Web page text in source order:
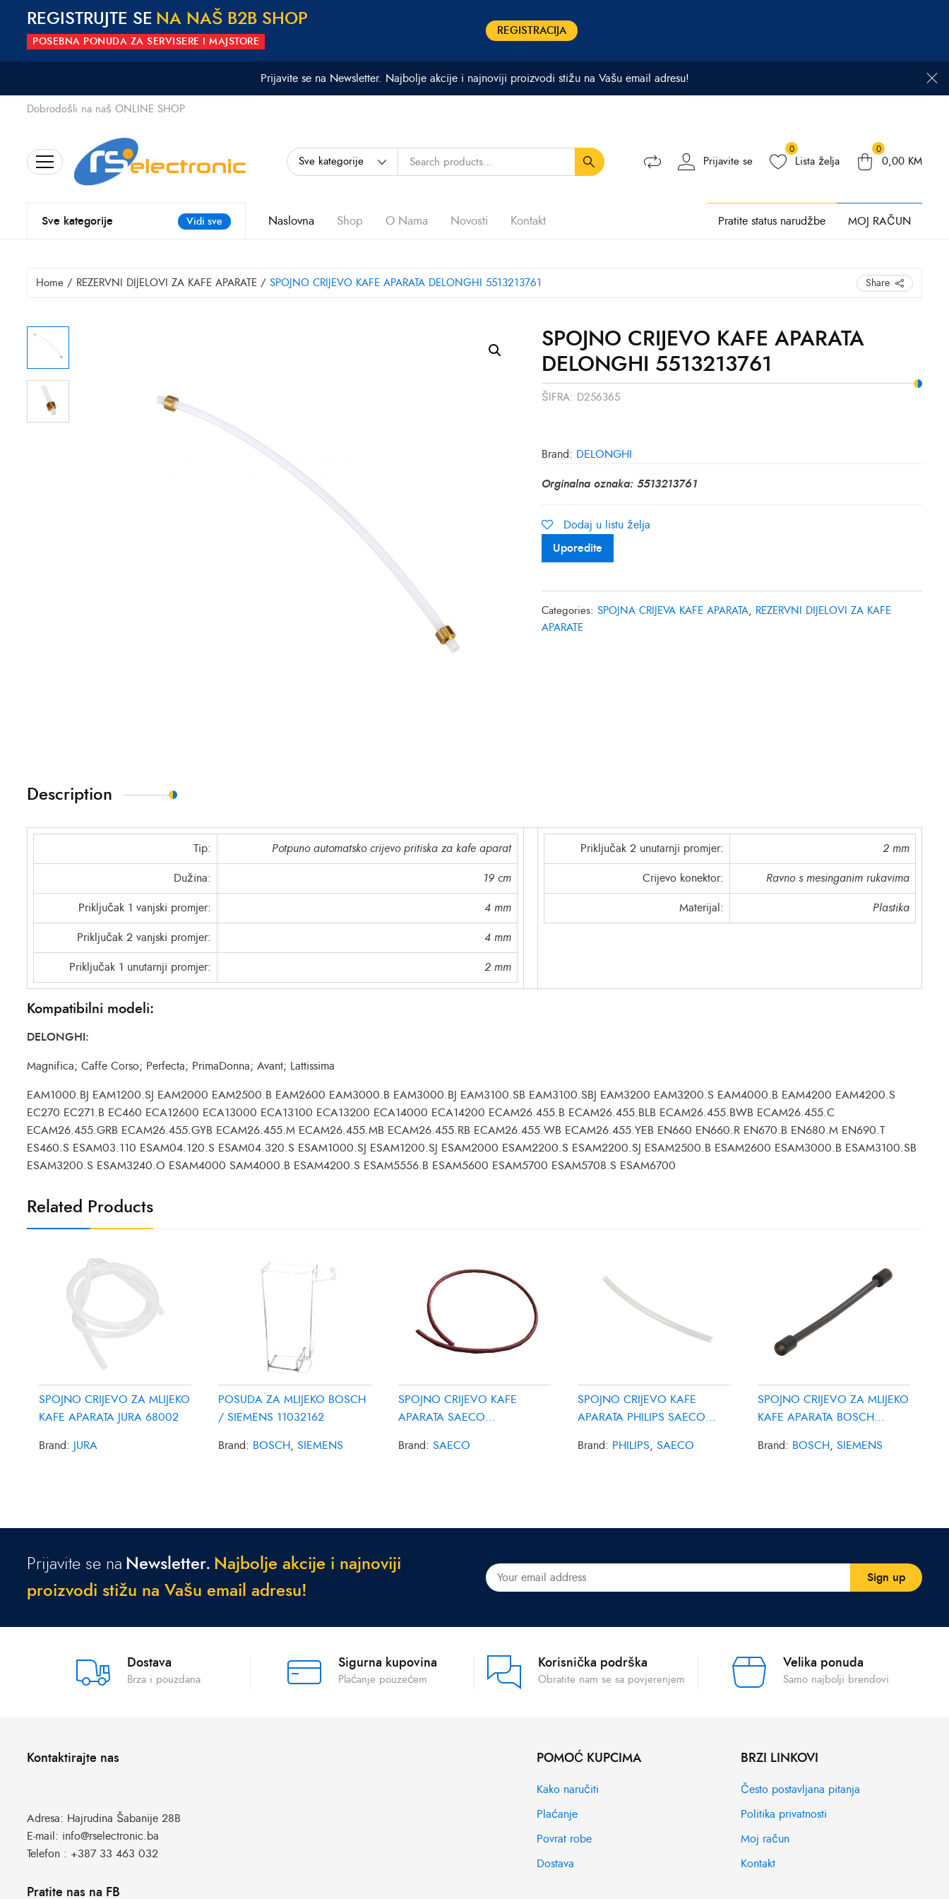
REGISTRUJTE SE NA NAŠ B2B S H OP
POSEBNA PONUDA ZA SERVISERE I MAJSTORE
REGISTRACIJA
Prijavite se na Newsletter. Najbolje akcije i najnoviji proizvodi stižu na Vašu email adresu!
Dobrodošli na naš ONLINE SHOP
Prijavite se
0
Lista želja
0
0,00 KM
Sve kategorije Vidi sve Naslovna Shop O Nama Novosti Kontakt Pratite status narudžbe MOJ RAČUN
Home / REZERVNI DIJELOVI ZA KAFE APARATE / SPOJNO CRIJEVO KAFE APARATA DELONGHI 5513213761 Share
SPOJNO CRIJEVO KAFE APARATA
DELONGHI 5513213761
ŠIFRA: D256365
Brand: DELONGHI
Orginalna oznaka: 5513213761
Dodaj u listu želja
Uporedite
Categories: SPOJNA CRIJEVA KAFE APARATA, REZERVNI DIJELOVI ZA KAFE
APARATE
Description
Tip: Potpuno automatsko crijevo pritiska za kafe aparat
Dužina: 19 cm
Priključak 1 vanjski promjer: 4 mm
Priključak 2 vanjski promjer: 4 mm
Priključak 1 unutarnji promjer: 2 mm
Priključak 2 unutarnji promjer: 2 mm
Crijevo konektor: Ravno s mesinganim rukavima
Materijal: Plastika
Kompatibilni modeli:
DELONGHI:
Magnifica; Caffe Corso; Perfecta; PrimaDonna; Avant; Lattissima
EAM1000.BJ EAM1200.SJ EAM2000 EAM2500.B EAM2600 EAM3000.B EAM3000.BJ EAM3100.SB EAM3100.SBJ EAM3200 EAM3200.S EAM4000.B EAM4200 EAM4200.S
EC270 EC271.B EC460 ECA12600 ECA13000 ECA13100 ECA13200 ECA14000 ECA14200 ECAM26.455.B ECAM26.455.BLB ECAM26.455.BWB ECAM26.455.C
ECAM26.455.GRB ECAM26.455.GYB ECAM26.455.M ECAM26.455.MB ECAM26.455.RB ECAM26.455.WB ECAM26.455.YEB EN660 EN660.R EN670.B EN680.M EN690.T
ES460.S ESAM03.110 ESAM04.120.S ESAM04.320.S ESAM1000.SJ ESAM1200.SJ ESAM2000 ESAM2200.S ESAM2200.SJ ESAM2500.B ESAM2600 ESAM3000.B ESAM3100.SB
ESAM3200.S ESAM3240.O ESAM4000 SAM4000.B ESAM4200.S ESAM5556.B ESAM5600 ESAM5700 ESAM5708.S ESAM6700
Related Products
SPOJNO CRIJEVO ZA MLIJEKO
KAFE APARATA JURA 68002
Brand: JURA
POSUDA ZA MLIJEKO BOSCH
/ SIEMENS 11032162
Brand: BOSCH ,SIEMENS
SPOJNO CRIJEVO KAFE
APARATA SAECO
Brand: SAECO
SPOJNO CRIJEVO KAFE
APARATA PHILIPS SAECO
Brand: PHILIPS ,SAECO
SPOJNO CRIJEVO ZA MLIJEKO
KAFE APARATA BOSCH
Brand: BOSCH SIEMENS
Prijavite se na Newsletter. Naj bo je a kcije i najnoviji
proizvod i stižu na Vašu emai ad resu!
Dostava
Brza i pouzdana
Sigurna kupovina
Plaćanje pouzećem
Korisnička podrška
Obratite nam se sa povjerenjem
Velika ponuda
Samo najbolji brendovi
Kontaktirajte nas
Adresa: Hajrudina Šabanije 28B
E-mail: info@rselectronic.ba
Telefon : +387 33 463 032
Pratite nas na FB
POMOĆ KUPCIMA
Kako naručiti
Plaćanje
Povrat robe
Dostava
BRZI LINKOVI
Često postavljana pitanja
Politika privatnosti
Moj račun
Kontakt